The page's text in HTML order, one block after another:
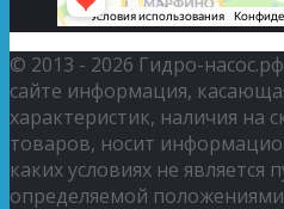
© 2013 - 2026 Гидро-
сайте информация,
характеристик, наличия на
товаров, носит
каких условиях не является
определяемой положениями